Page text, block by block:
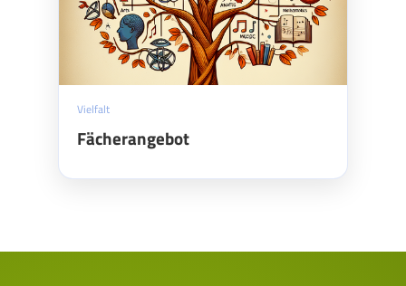
Vielfalt
Fächerangebot